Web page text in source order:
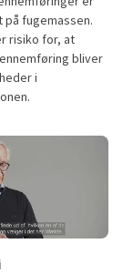
på fugemassen.
risiko for, at
bliver
i
ventilations-